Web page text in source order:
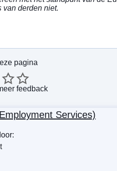
van derden niet.
pagina
feedback
Services)